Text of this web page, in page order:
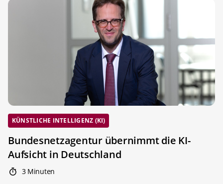
KÜNSTLICHE INTELLIGENZ (KI)
Bundesnetzagentur übernimmt die KI-
Aufsicht in Deutschland
3 Minuten